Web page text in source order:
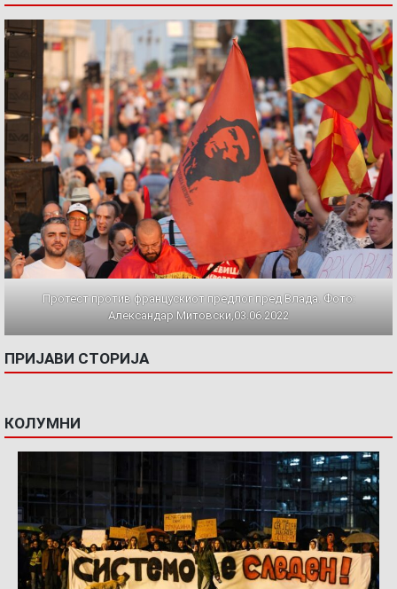
Протест против францускиот предлог пред Влада. Фото:
Александар Митовски,03.06.2022
ПРИЈАВИ СТОРИЈА
КОЛУМНИ